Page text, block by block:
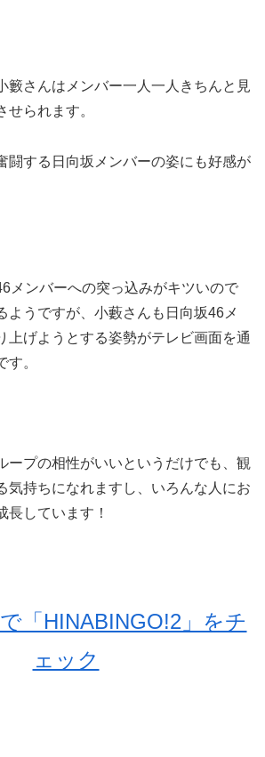
籔さんはメンバー一人一人きちんと見
せられます。
闘する日向坂メンバーの姿にも好感が
メンバーへの突っ込みがキツいので
ようですが、小藪さんも日向坂46メ
上げようとする姿勢がテレビ画面を通
す。
ープの相性がいいというだけでも、観
気持ちになれますし、いろんな人にお
長しています！
「HINABINGO!2」をチ
ェック